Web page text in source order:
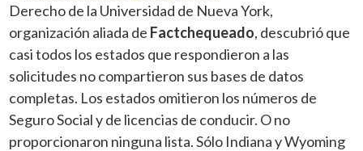
Derecho de la Universidad de Nueva York,
organización aliada de Factchequeado, descubrió que
casi todos los estados que respondieron a las
solicitudes no compartieron sus bases de datos
completas. Los estados omitieron los números de
Seguro Social y de licencias de conducir. O no
proporcionaron ninguna lista. Sólo Indiana y Wyoming